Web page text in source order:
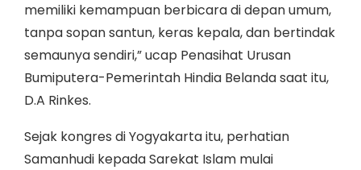
memiliki kemampuan berbicara di depan umum,
tanpa sopan santun, keras kepala, dan bertindak
semaunya sendiri,” ucap Penasihat Urusan
Bumiputera-Pemerintah Hindia Belanda saat itu,
D.A Rinkes.
Sejak kongres di Yogyakarta itu, perhatian
Samanhudi kepada Sarekat Islam mulai